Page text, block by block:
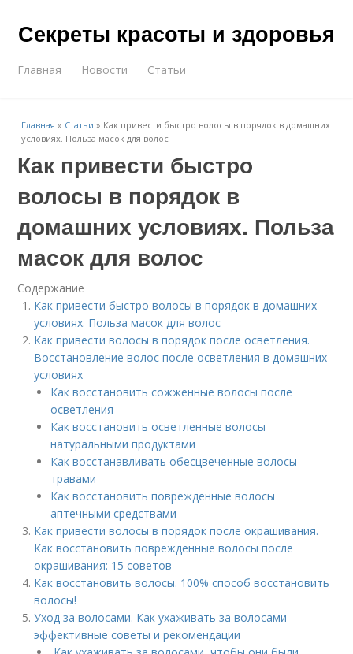
Секреты красоты и здоровья
Главная Новости Статьи
Главная » Статьи » Как привести быстро волосы в порядок в домашних
условиях. Польза масок для волос
Как привести быстро
волосы в порядок в
домашних условиях. Польза
масок для волос
Содержание
Как привести быстро волосы в порядок в домашних
условиях. Польза масок для волос
Как привести волосы в порядок после осветления.
Восстановление волос после осветления в домашних
условиях
Как восстановить сожженные волосы после
осветления
Как восстановить осветленные волосы
натуральными продуктами
Как восстанавливать обесцвеченные волосы
травами
Как восстановить поврежденные волосы
аптечными средствами
Как привести волосы в порядок после окрашивания.
Как восстановить поврежденные волосы после
окрашивания: 15 советов
Как восстановить волосы. 100% способ восстановить
волосы!
Уход за волосами. Как ухаживать за волосами —
эффективные советы и рекомендации